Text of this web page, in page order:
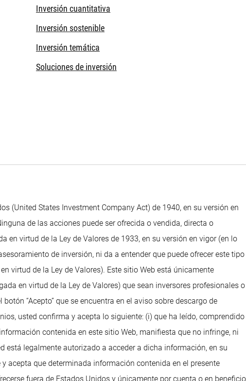
Inversión cuantitativa
Inversión sostenible
Inversión temática
Soluciones de inversión
(United States Investment Company Act) de 1940, en su versión en
de las acciones puede ser ofrecida o vendida, directa o
virtud de la Ley de Valores de 1933, en su versión en vigor (en lo
de inversión, ni da a entender que puede ofrecer este tipo
virtud de la Ley de Valores). Este sitio Web está únicamente
en virtud de la Ley de Valores) que sean inversores profesionales o
“Acepto” que se encuentra en el aviso sobre descargo de
usted confirma y acepta lo siguiente: (i) que ha leído, comprendido
contenida en este sitio Web, manifiesta que no infringe, ni
está legalmente autorizado a acceder a dicha información, en su
acepta que determinada información contenida en el presente
fuera de Estados Unidos y únicamente por cuenta o en beneficio